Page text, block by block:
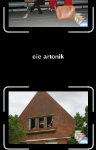
cie artonik